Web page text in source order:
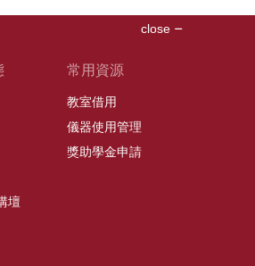
close
壇
常用資源
教室借用
儀器使用管理
獎助學金申請